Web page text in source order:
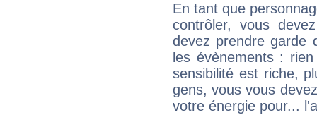
En tant que
contrôler, vous
devez prendre garde
les évènements :
sensibilité est riche,
gens, vous vous
votre énergie pour...